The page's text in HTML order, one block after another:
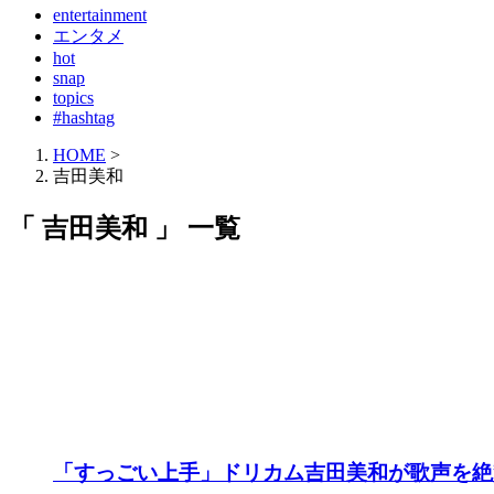
entertainment
エンタメ
hot
snap
topics
#hashtag
HOME >
吉田美和
「 吉田美和 」 一覧
「すっごい上手」ドリカム吉田美和が歌声を